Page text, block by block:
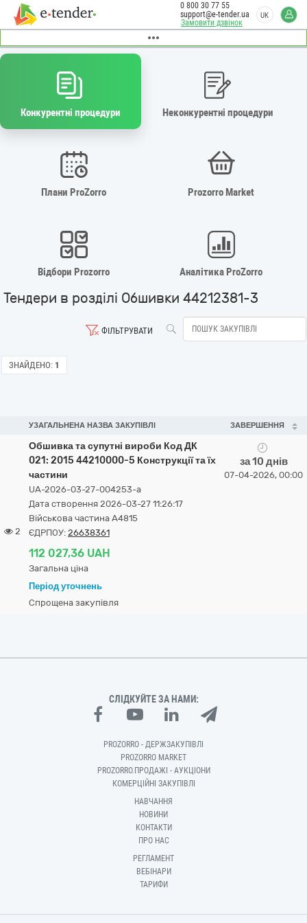
Замовити дзвінок
0 800 30 77 55
support@e-tender.ua
UK
Конкурентні процедури Неконкурентні процедури
Плани ProZorro Prozorro Market
Відбори Prozorro Аналітика ProZorro
Тендери в розділі Обшивки 44212381-3
ФІЛЬТРУВАТИ
ЗНАЙДЕНО: 1
УЗАГАЛЬНЕНА НАЗВА ЗАКУПІВЛІ ЗАВЕРШЕННЯ
2
Обшивка та супутні вироби Код ДК
021: 2015 44210000-5 Конструкції та їх
частини
UA-2026-03-27-004253-a
Дата створення 2026-03-27 11:26:17
Військова частина А4815
ЄДРПОУ: 26638361
112 027,36 UAH
Загальна ціна
Період уточнень
Спрощена закупівля
за 10 днів
07-04-2026, 00:00
СЛІДКУЙТЕ ЗА НАМИ:
PROZORRO - ДЕРЖЗАКУПІВЛІ
PROZORRO MARKET
PROZORRO.ПРОДАЖІ - АУКЦІОНИ
КОМЕРЦІЙНІ ЗАКУПІВЛІ
НАВЧАННЯ
НОВИНИ
КОНТАКТИ
ПРО НАС
РЕГЛАМЕНТ
ВЕБІНАРИ
ТАРИФИ